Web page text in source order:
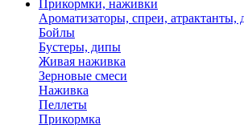
Прикормки, наживки
Ароматизаторы, спреи, атрактанты,
Бойлы
Бустеры, дипы
Живая наживка
Зерновые смеси
Наживка
Пеллеты
Прикормка